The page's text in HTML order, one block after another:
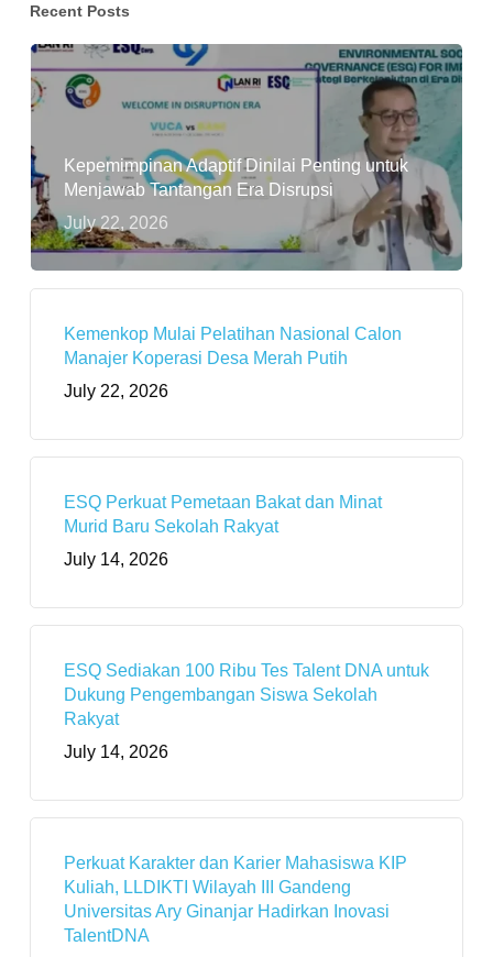
Recent Posts
Kepemimpinan Adaptif Dinilai Penting untuk
Menjawab Tantangan Era Disrupsi
July 22, 2026
Kemenkop Mulai Pelatihan Nasional Calon
Manajer Koperasi Desa Merah Putih
July 22, 2026
ESQ Perkuat Pemetaan Bakat dan Minat
Murid Baru Sekolah Rakyat
July 14, 2026
ESQ Sediakan 100 Ribu Tes Talent DNA untuk
Dukung Pengembangan Siswa Sekolah
Rakyat
July 14, 2026
Perkuat Karakter dan Karier Mahasiswa KIP
Kuliah, LLDIKTI Wilayah III Gandeng
Universitas Ary Ginanjar Hadirkan Inovasi
TalentDNA